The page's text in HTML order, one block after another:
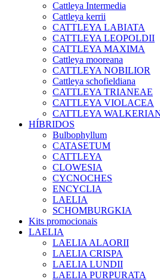
Cattleya Intermedia
Cattleya kerrii
CATTLEYA LABIATA
CATTLEYA LEOPOLDII
CATTLEYA MAXIMA
Cattleya mooreana
CATTLEYA NOBILIOR
Cattleya schofieldiana
CATTLEYA TRIANEAE
CATTLEYA VIOLACEA
CATTLEYA
HÍBRIDOS
Bulbophyllum
CATASETUM
CATTLEYA
CLOWESIA
CYCNOCHES
ENCYCLIA
LAELIA
SCHOMBURGKIA
Kits promocionais
LAELIA
LAELIA ALAORII
LAELIA CRISPA
LAELIA LUNDII
LAELIA PURPURATA